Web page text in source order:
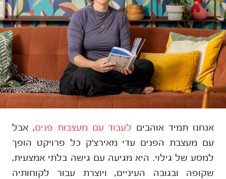
אנחנו תמיד אוהבים לעבוד עם מעצבות פנים, אבל
עם מעצבת הפנים עדי מאירצ׳ק כל פרויקט הופך
למסע של גילוי. היא מגיעה עם גישה בלתי אמצעית,
שקופה ובגובה העיניים, ויוצרת עבור לקוחותיה